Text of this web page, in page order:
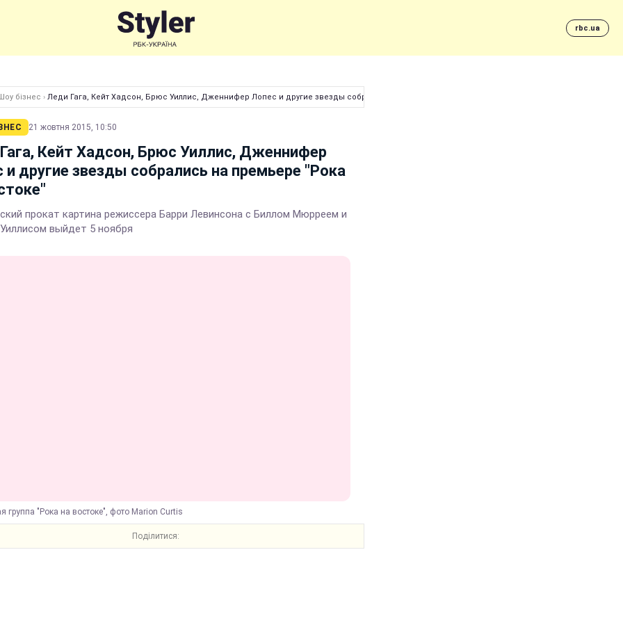
rbc.ua
бізнес › Леди Гага, Кейт Хадсон, Брюс Уиллис, Дженнифер Лопес и другие звезды собрались на премьере "Рока на Востоке"
21 жовтня 2015, 10:50
Кейт Хадсон, Брюс Уиллис, Дженнифер
и другие звезды собрались на премьере "Рока
прокат картина режиссера Барри Левинсона с Биллом Мюрреем и
выйдет 5 ноября
группа "Рока на востоке", фото Marion Curtis
Поділитися: